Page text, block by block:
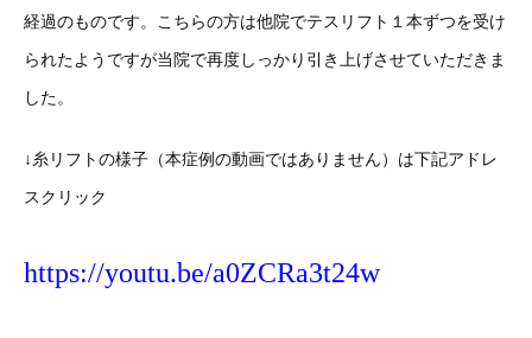
経過のものです。こちらの方は他院でテスリフト１本ずつを受け
られたようですが当院で再度しっかり引き上げさせていただきま
した。
↓糸リフトの様子（本症例の動画ではありません）は下記アドレ
スクリック
https://youtu.be/a0ZCRa3t24w